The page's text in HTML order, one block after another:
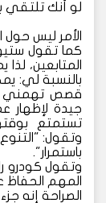
لو أنك تلتقي
الأمر ليس
كما تقول
المتابعين،
بالنسبة لي:
قصص تهمني
جيدة لإظهار
تستمتع
وتقول:
باستمرار".
وتقول كودرو
المهم
الصراحة إنه